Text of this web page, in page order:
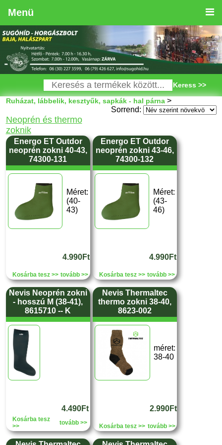
Menü
Keress >>
Ruházat, lábbelik, kesztyűk, sapkák - hal párna>
Sorrend:
Neoprén és thermo
zoknik
Energo ET Outdor
neoprén zokni 40-43,
74300-131
Méret:
(40-
43)
4.990Ft
Kosárba tesz >> tovább >>
Energo ET Outdor
neoprén zokni 43-46,
74300-132
Méret:
(43-
46)
4.990Ft
Kosárba tesz >> tovább >>
Nevis Neoprén zokni
- hosszú M (38-41),
8615710 -- K
4.490Ft
Kosárba tesz
>>
tovább >>
Nevis Thermaltec
thermo zokni 38-40,
8623-002
méret:
38-40
2.990Ft
Kosárba tesz >> tovább >>